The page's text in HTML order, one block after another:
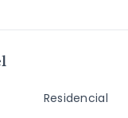
Residencial